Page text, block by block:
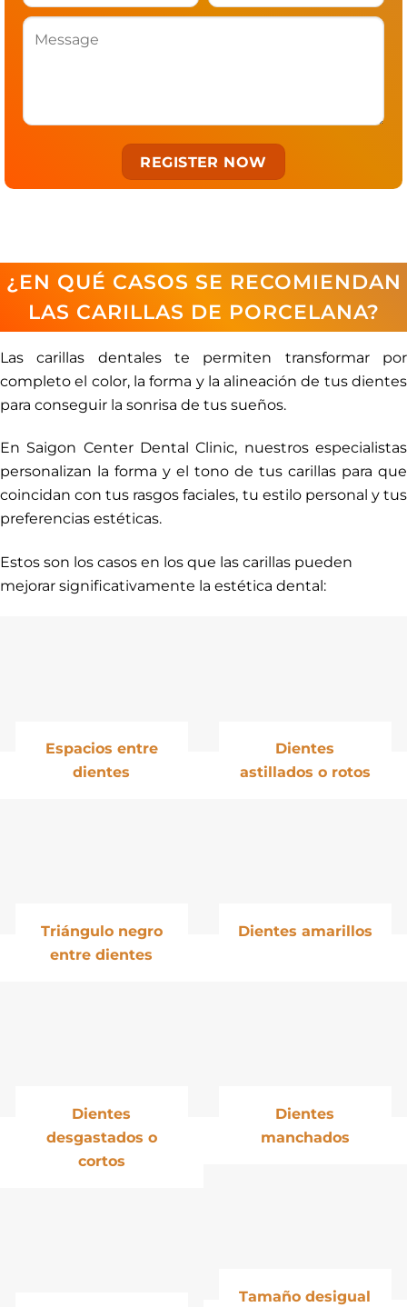
¿EN QUÉ CASOS SE RECOMIENDAN
LAS CARILLAS DE PORCELANA?
Las carillas dentales te permiten transformar por
completo el color, la forma y la alineación de tus dientes
para conseguir la sonrisa de tus sueños.
En Saigon Center Dental Clinic, nuestros especialistas
personalizan la forma y el tono de tus carillas para que
coincidan con tus rasgos faciales, tu estilo personal y tus
preferencias estéticas.
Estos son los casos en los que las carillas pueden
mejorar significativamente la estética dental:
Espacios entre
dientes
Triángulo negro
entre dientes
Dientes
astillados o rotos
Dientes amarillos
Dientes
desgastados o
cortos
Dientes
manchados
Tamaño desigual